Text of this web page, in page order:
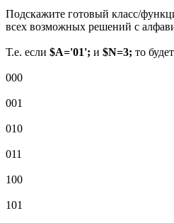
Подскажите готовый класс/
всех возможных решений с
Т.е. если $A='01'; и $N=3; то будет
000
001
010
011
100
101